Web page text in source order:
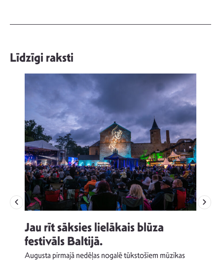
Līdzīgi raksti
Jau rīt sāksies lielākais blūza
festivāls Baltijā.
Augusta pirmajā nedēļas nogalē tūkstošiem mūzikas